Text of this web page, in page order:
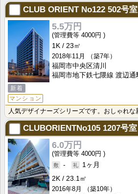
CLUB ORIENT No122 502号室
新着
マンション
5.5万円
4000円
1K
23㎡
2018年11月
（築7年）
福岡市中央区清川
福岡市地下鉄七隈線 渡辺通
人気デザイナーズシリーズです。おしゃれな
CLUBORIENTNo105 1207号室
6.0万円
4000円
-
1ヶ月
2K
23.1㎡
2016年8月
（築10年）